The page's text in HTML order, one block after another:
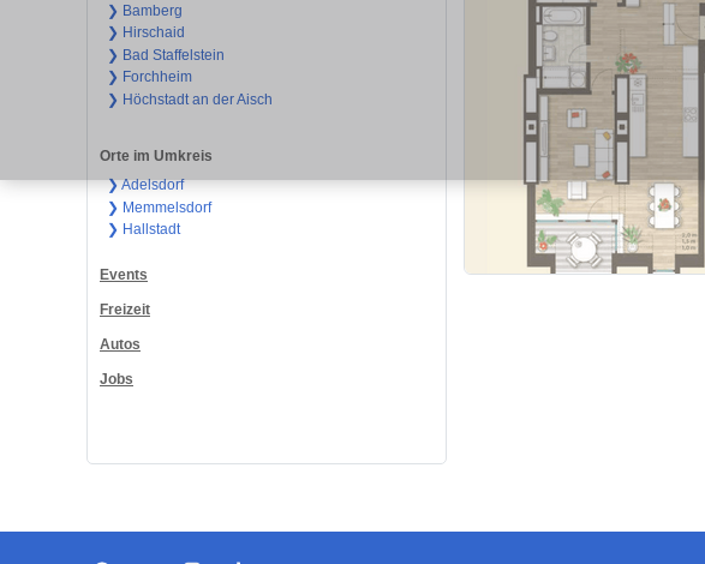
❯ Bamberg
❯ Hirschaid
❯ Bad Staffelstein
❯ Forchheim
❯ Höchstadt an der Aisch
Orte im Umkreis
❯ Adelsdorf
❯ Memmelsdorf
❯ Hallstadt
Events
Freizeit
Autos
Jobs